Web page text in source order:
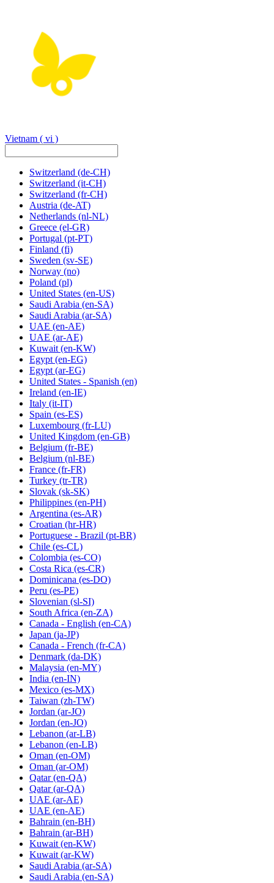
Vietnam ( vi )
Switzerland (de-CH)
Switzerland (it-CH)
Switzerland (fr-CH)
Austria (de-AT)
Netherlands (nl-NL)
Greece (el-GR)
Portugal (pt-PT)
Finland (fi)
Sweden (sv-SE)
Norway (no)
Poland (pl)
United States (en-US)
Saudi Arabia (en-SA)
Saudi Arabia (ar-SA)
UAE (en-AE)
UAE (ar-AE)
Kuwait (en-KW)
Egypt (en-EG)
Egypt (ar-EG)
United States - Spanish (en)
Ireland (en-IE)
Italy (it-IT)
Spain (es-ES)
Luxembourg (fr-LU)
United Kingdom (en-GB)
Belgium (fr-BE)
Belgium (nl-BE)
France (fr-FR)
Turkey (tr-TR)
Slovak (sk-SK)
Philippines (en-PH)
Argentina (es-AR)
Croatian (hr-HR)
Portuguese - Brazil (pt-BR)
Chile (es-CL)
Colombia (es-CO)
Costa Rica (es-CR)
Dominicana (es-DO)
Peru (es-PE)
Slovenian (sl-SI)
South Africa (en-ZA)
Canada - English (en-CA)
Japan (ja-JP)
Canada - French (fr-CA)
Denmark (da-DK)
Malaysia (en-MY)
India (en-IN)
Mexico (es-MX)
Taiwan (zh-TW)
Jordan (ar-JO)
Jordan (en-JO)
Lebanon (ar-LB)
Lebanon (en-LB)
Oman (en-OM)
Oman (ar-OM)
Qatar (en-QA)
Qatar (ar-QA)
UAE (ar-AE)
UAE (en-AE)
Bahrain (en-BH)
Bahrain (ar-BH)
Kuwait (en-KW)
Kuwait (ar-KW)
Saudi Arabia (ar-SA)
Saudi Arabia (en-SA)